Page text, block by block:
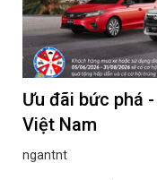
Ưu đãi bức phá
Việt Nam
ngantnt